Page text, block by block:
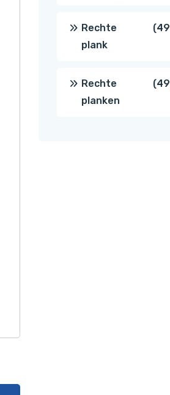
Rechte
plank
49
Rechte
planken
49